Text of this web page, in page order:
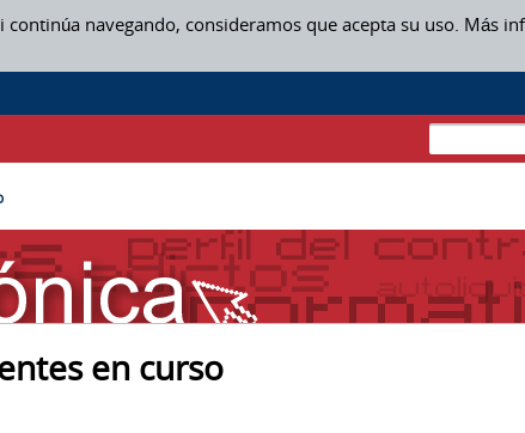
navegando, consideramos que acepta su uso. Más
en curso